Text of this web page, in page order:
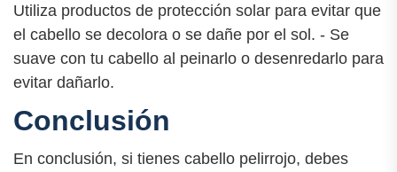
Utiliza productos de protección solar para evitar que
el cabello se decolora o se dañe por el sol. - Se
suave con tu cabello al peinarlo o desenredarlo para
evitar dañarlo.
Conclusión
En conclusión, si tienes cabello pelirrojo, debes